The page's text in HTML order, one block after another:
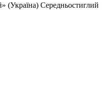
(Україна) Середньостиглий